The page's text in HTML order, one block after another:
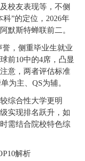
校友表现等，不侧
”的定位，2026年
默斯特蝉联前二。
，侧重毕业生就业
前10中的4席，凸显
意，两者评估标准
为主、QS为辅。
综合性大学更明
实现排名跃升，如
需结合院校特色综
解析